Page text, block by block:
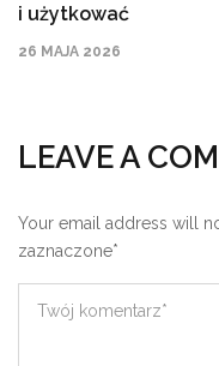
i użytkować
26 MAJA 2026
LEAVE A
Your email address will
zaznaczone*